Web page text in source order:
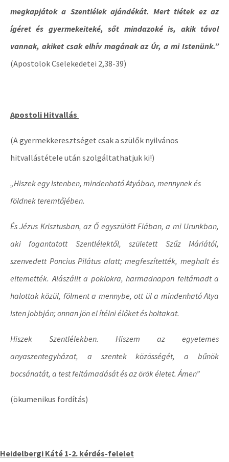
megkapjátok a Szentlélek ajándékát. Mert tiétek ez az
ígéret és gyermekeiteké, sőt mindazoké is, akik távol
vannak, akiket csak elhív magának az Úr, a mi Istenünk.”
(Apostolok Cselekedetei 2,38-39)
Apostoli Hitvallás
(A gyermekkeresztséget csak a szülők nyilvános
hitvallástétele után szolgáltathatjuk ki!)
„Hiszek egy Istenben, mindenható Atyában, mennynek és
földnek teremtőjében.
És Jézus Krisztusban, az Ő egyszülött Fiában, a mi Urunkban,
aki fogantatott Szentlélektől, született Szűz Máriától,
szenvedett Poncius Pilátus alatt; megfeszítették, meghalt és
eltemették. Alászállt a poklokra, harmadnapon feltámadt a
halottak közül, fölment a mennybe, ott ül a mindenható Atya
Isten jobbján; onnan jön el ítélni élőket és holtakat.
Hiszek Szentlélekben. Hiszem az egyetemes
anyaszentegyházat, a szentek közösségét, a bűnök
bocsánatát, a test feltámadását és az örök életet. Ámen”
(ökumenikus fordítás)
Heidelbergi Káté 1-2. kérdés-felelet